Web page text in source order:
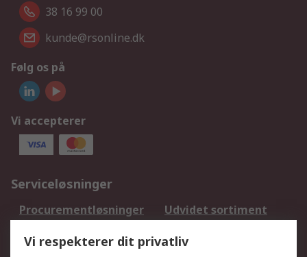
38 16 99 00
kunde@rsonline.dk
Følg os på
Vi accepterer
Serviceløsninger
Procurementløsninger
Udvidet sortiment
DesignSpark
Teknisk Support
Vi respekterer dit privatliv